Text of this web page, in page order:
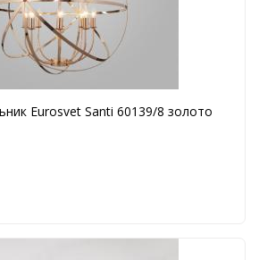
Eurosvet Santi 60139/8 золото